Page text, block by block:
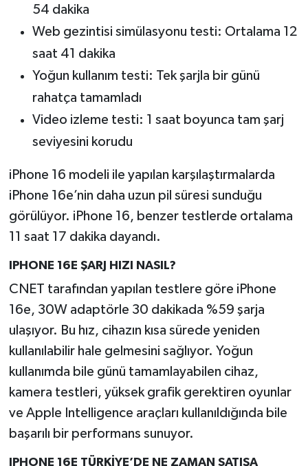
54 dakika
Web gezintisi simülasyonu testi: Ortalama 12
saat 41 dakika
Yoğun kullanım testi: Tek şarjla bir günü
rahatça tamamladı
Video izleme testi: 1 saat boyunca tam şarj
seviyesini korudu
iPhone 16 modeli ile yapılan karşılaştırmalarda
iPhone 16e’nin daha uzun pil süresi sunduğu
görülüyor. iPhone 16, benzer testlerde ortalama
11 saat 17 dakika dayandı.
IPHONE 16E ŞARJ HIZI NASIL?
CNET tarafından yapılan testlere göre iPhone
16e, 30W adaptörle 30 dakikada %59 şarja
ulaşıyor. Bu hız, cihazın kısa sürede yeniden
kullanılabilir hale gelmesini sağlıyor. Yoğun
kullanımda bile günü tamamlayabilen cihaz,
kamera testleri, yüksek grafik gerektiren oyunlar
ve Apple Intelligence araçları kullanıldığında bile
başarılı bir performans sunuyor.
IPHONE 16E TÜRKİYE’DE NE ZAMAN SATIŞA